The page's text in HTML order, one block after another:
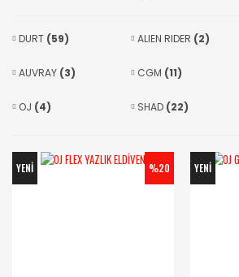
DURT (59) ALIEN RIDER (2)
AUVRAY (3) CGM (11)
OJ (4) SHAD (22)
YENİ %20 YENİ